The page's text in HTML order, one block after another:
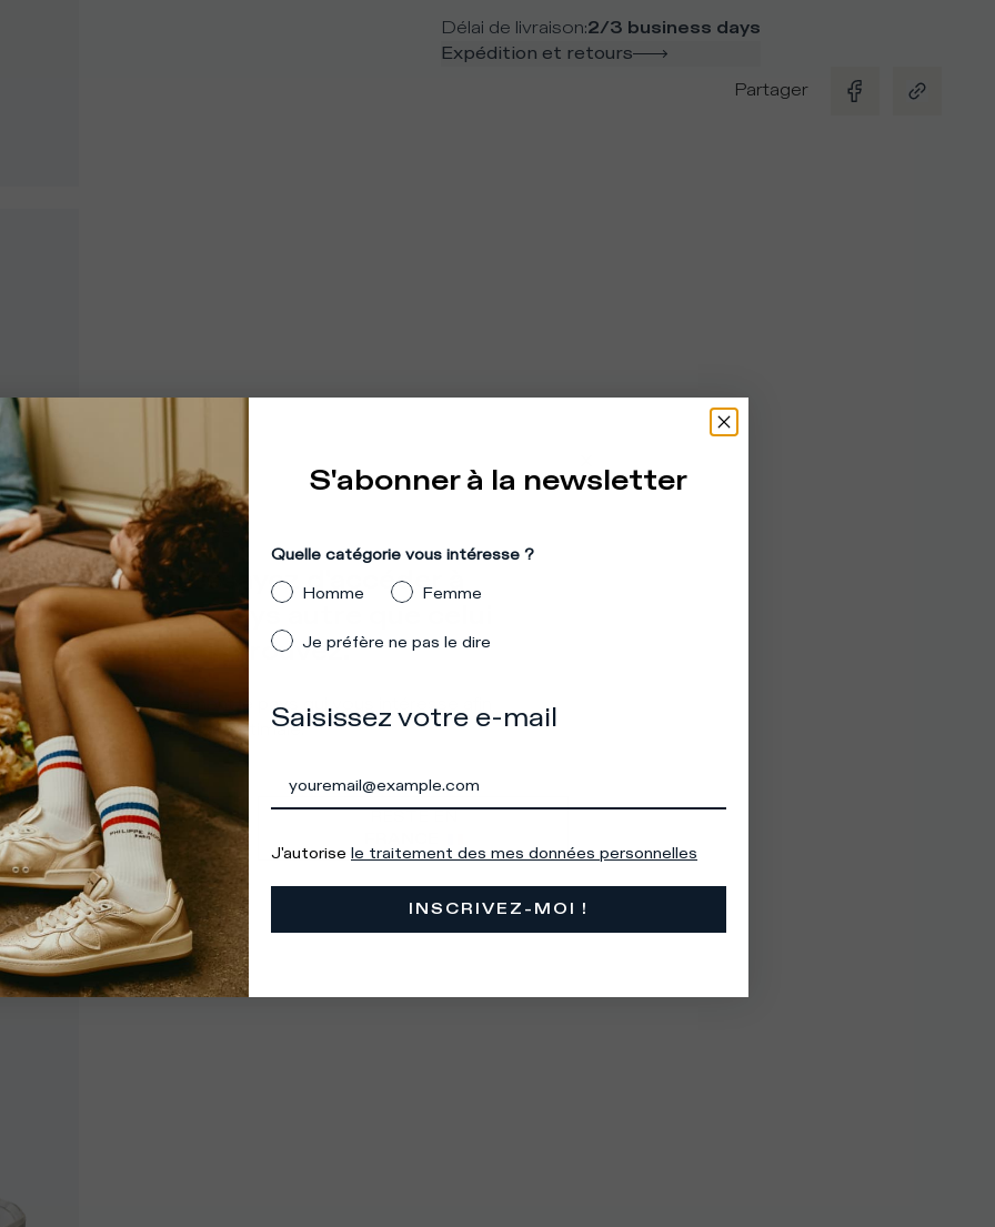
Délai de livraison:2/3 business days
Expédition et retours
Partager
: États-Unis
que vous essayez d'accéder à
depuis un pays autre que celui
vous vous trouvez.
correctement le pays qui vous intéresse afin
une expérience d'achat optimale.
VAS EN
ÉTATS-UNIS
RESTE EN
les pays
S'abonner à la newsletter
Quelle catégorie vous intéresse ?
Homme
Femme
Je préfère ne pas le dire
Saisissez votre e-mail
J'autorise le traitement des mes données personnelles
INSCRIVEZ-MOI !